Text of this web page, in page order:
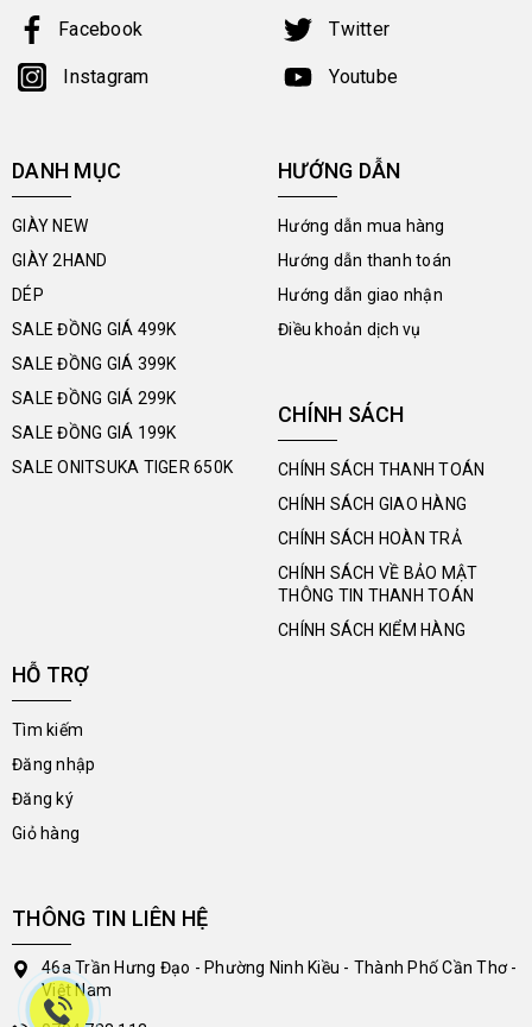
Facebook Twitter
Instagram Youtube
DANH MỤC
GIÀY NEW
GIÀY 2HAND
DÉP
SALE ĐỒNG GIÁ 499K
SALE ĐỒNG GIÁ 399K
SALE ĐỒNG GIÁ 299K
SALE ĐỒNG GIÁ 199K
SALE ONITSUKA TIGER 650K
HƯỚNG DẪN
Hướng dẫn mua hàng
Hướng dẫn thanh toán
Hướng dẫn giao nhận
Điều khoản dịch vụ
CHÍNH SÁCH
CHÍNH SÁCH THANH TOÁN
CHÍNH SÁCH GIAO HÀNG
CHÍNH SÁCH HOÀN TRẢ
CHÍNH SÁCH VỀ BẢO MẬT
THÔNG TIN THANH TOÁN
CHÍNH SÁCH KIỂM HÀNG
HỖ TRỢ
Tìm kiếm
Đăng nhập
Đăng ký
Giỏ hàng
THÔNG TIN LIÊN HỆ
46a Trần Hưng Đạo - Phường Ninh Kiều - Thành Phố Cần Thơ -
Việt Nam